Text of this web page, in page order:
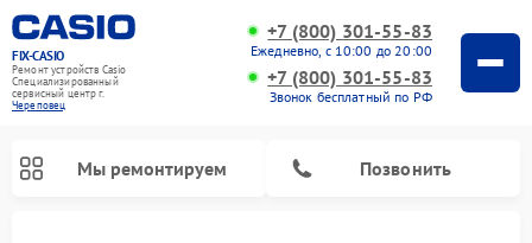
FIX-CASIO
Ремонт устройств Casio
Специализированный
cервисный центр г.
Череповец
+7 (800) 301-55-83
Ежедневно, с 10:00 до 20:00
+7 (800) 301-55-83
Звонок бесплатный по РФ
Мы ремонтируем Позвонить